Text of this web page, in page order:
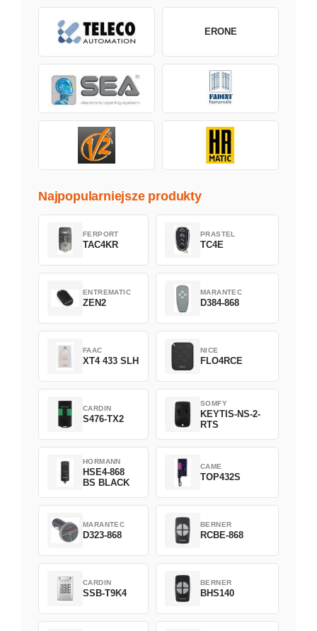
ERONE
Najpopularniejsze produkty
FERPORT
TAC4KR
PRASTEL
TC4E
ENTREMATIC
ZEN2
MARANTEC
D384-868
FAAC
XT4 433 SLH
NICE
FLO4RCE
CARDIN
S476-TX2
SOMFY
KEYTIS-NS-2-
RTS
HORMANN
HSE4-868
BS BLACK
CAME
TOP432S
MARANTEC
D323-868
BERNER
RCBE-868
CARDIN
SSB-T9K4
BERNER
BHS140